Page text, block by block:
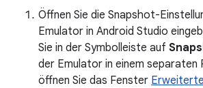
Öffnen Sie die Snapshot-
Emulator in Android Studio
Sie in der Symbolleiste auf
der Emulator in einem separaten
öffnen Sie das Fenster